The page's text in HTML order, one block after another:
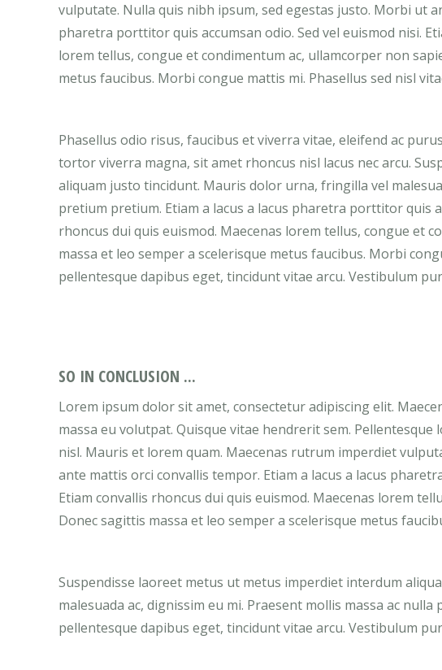
vulputate. Nulla quis nibh ipsum, sed egestas justo. Morbi ut
pharetra porttitor quis accumsan odio. Sed vel euismod nisi.
lorem tellus, congue et condimentum ac, ullamcorper non
metus faucibus. Morbi congue mattis mi. Phasellus sed nisl
Phasellus odio risus, faucibus et viverra vitae, eleifend ac
tortor viverra magna, sit amet rhoncus nisl lacus nec arcu.
aliquam justo tincidunt. Mauris dolor urna, fringilla vel
pretium pretium. Etiam a lacus a lacus pharetra porttitor quis
rhoncus dui quis euismod. Maecenas lorem tellus, congue et
massa et leo semper a scelerisque metus faucibus. Morbi
pellentesque dapibus eget, tincidunt vitae arcu. Vestibulum
SO IN CONCLUSION ...
Lorem ipsum dolor sit amet, consectetur adipiscing elit.
massa eu volutpat. Quisque vitae hendrerit sem.
nisl. Mauris et lorem quam. Maecenas rutrum imperdiet
ante mattis orci convallis tempor. Etiam a lacus a lacus
Etiam convallis rhoncus dui quis euismod. Maecenas lorem
Donec sagittis massa et leo semper a scelerisque metus
Suspendisse laoreet metus ut metus imperdiet interdum
malesuada ac, dignissim eu mi. Praesent mollis massa ac
pellentesque dapibus eget, tincidunt vitae arcu. Vestibulum